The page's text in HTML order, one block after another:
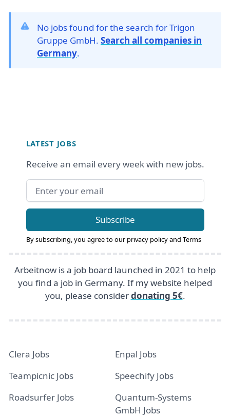
No jobs found for the search for Trigon
Gruppe GmbH. Search all companies in
Germany.
LATEST JOBS
Receive an email every week with new jobs.
Email address
Subscribe
By subscribing, you agree to our privacy policyand Terms
Arbeitnow is a job board launched in 2021 to help
you find a job in Germany. If my website helped
you, please considerdonating 5€.
Clera Jobs
Enpal Jobs
Teampicnic Jobs
Speechify Jobs
Roadsurfer Jobs
Quantum-Systems
GmbH Jobs